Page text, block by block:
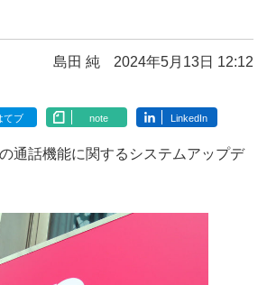
島田 純 2024年5月13日 12:12
てブ note LinkedIn
通話機能に関するシステムアップデ